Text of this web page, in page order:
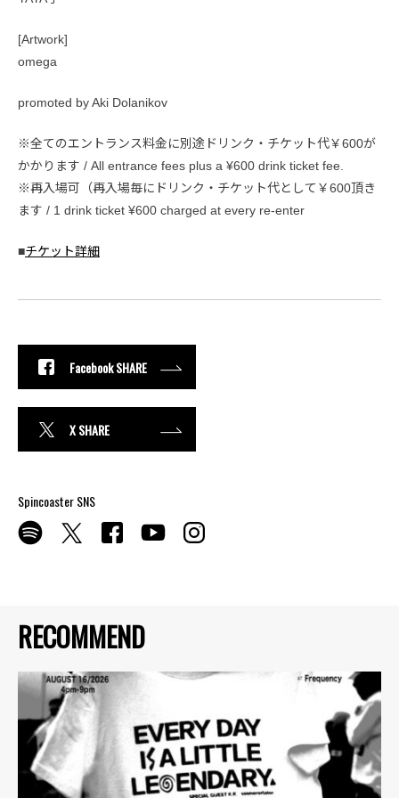
RECOMMEND
[Artwork]
omega
promoted by Aki Dolanikov
※全てのエントランス料金に別途ドリンク・チケット代￥600が
かかります / All entrance fees plus a ¥600 drink ticket fee.
※再入場可（再入場毎にドリンク・チケット代として￥600頂き
ます / 1 drink ticket ¥600 charged at every re-enter
■チケット詳細
Facebook SHARE
X SHARE
Spincoaster SNS